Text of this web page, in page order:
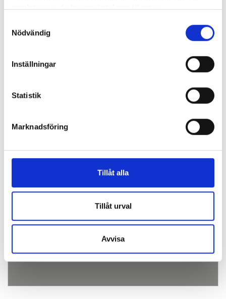
samlat in när du har använt deras tjänster.
Nödvändig
Inställningar
Statistik
Marknadsföring
Tillåt alla
Tillåt urval
Avvisa
LIKNANDE PRODUKTER
Sigma 3-16L